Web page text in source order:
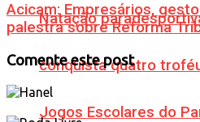
Natação
conquista quatro
Jogos Escolares do
Acicam: Empresários,
palestra sobre Reforma
Comente este post